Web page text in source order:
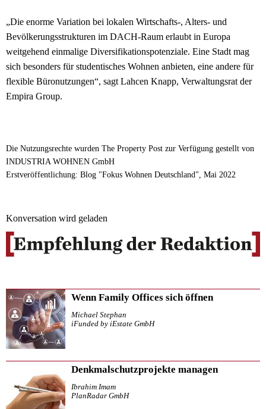
„Die enorme Variation bei lokalen Wirtschafts-, Alters- und
Bevölkerungsstrukturen im DACH-Raum erlaubt in Europa
weitgehend einmalige Diversifikationspotenziale. Eine Stadt mag
sich besonders für studentisches Wohnen anbieten, eine andere für
flexible Büronutzungen“, sagt Lahcen Knapp, Verwaltungsrat der
Empira Group.
Die Nutzungsrechte wurden The Property Post zur Verfügung gestellt von
INDUSTRIA WOHNEN GmbH
Erstveröffentlichung: Blog "Fokus Wohnen Deutschland", Mai 2022
Konversation wird geladen
Wenn Family Offices sich öffnen
Michael Stephan
iFunded by iEstate GmbH
Denkmalschutzprojekte managen
Ibrahim Imam
PlanRadar GmbH